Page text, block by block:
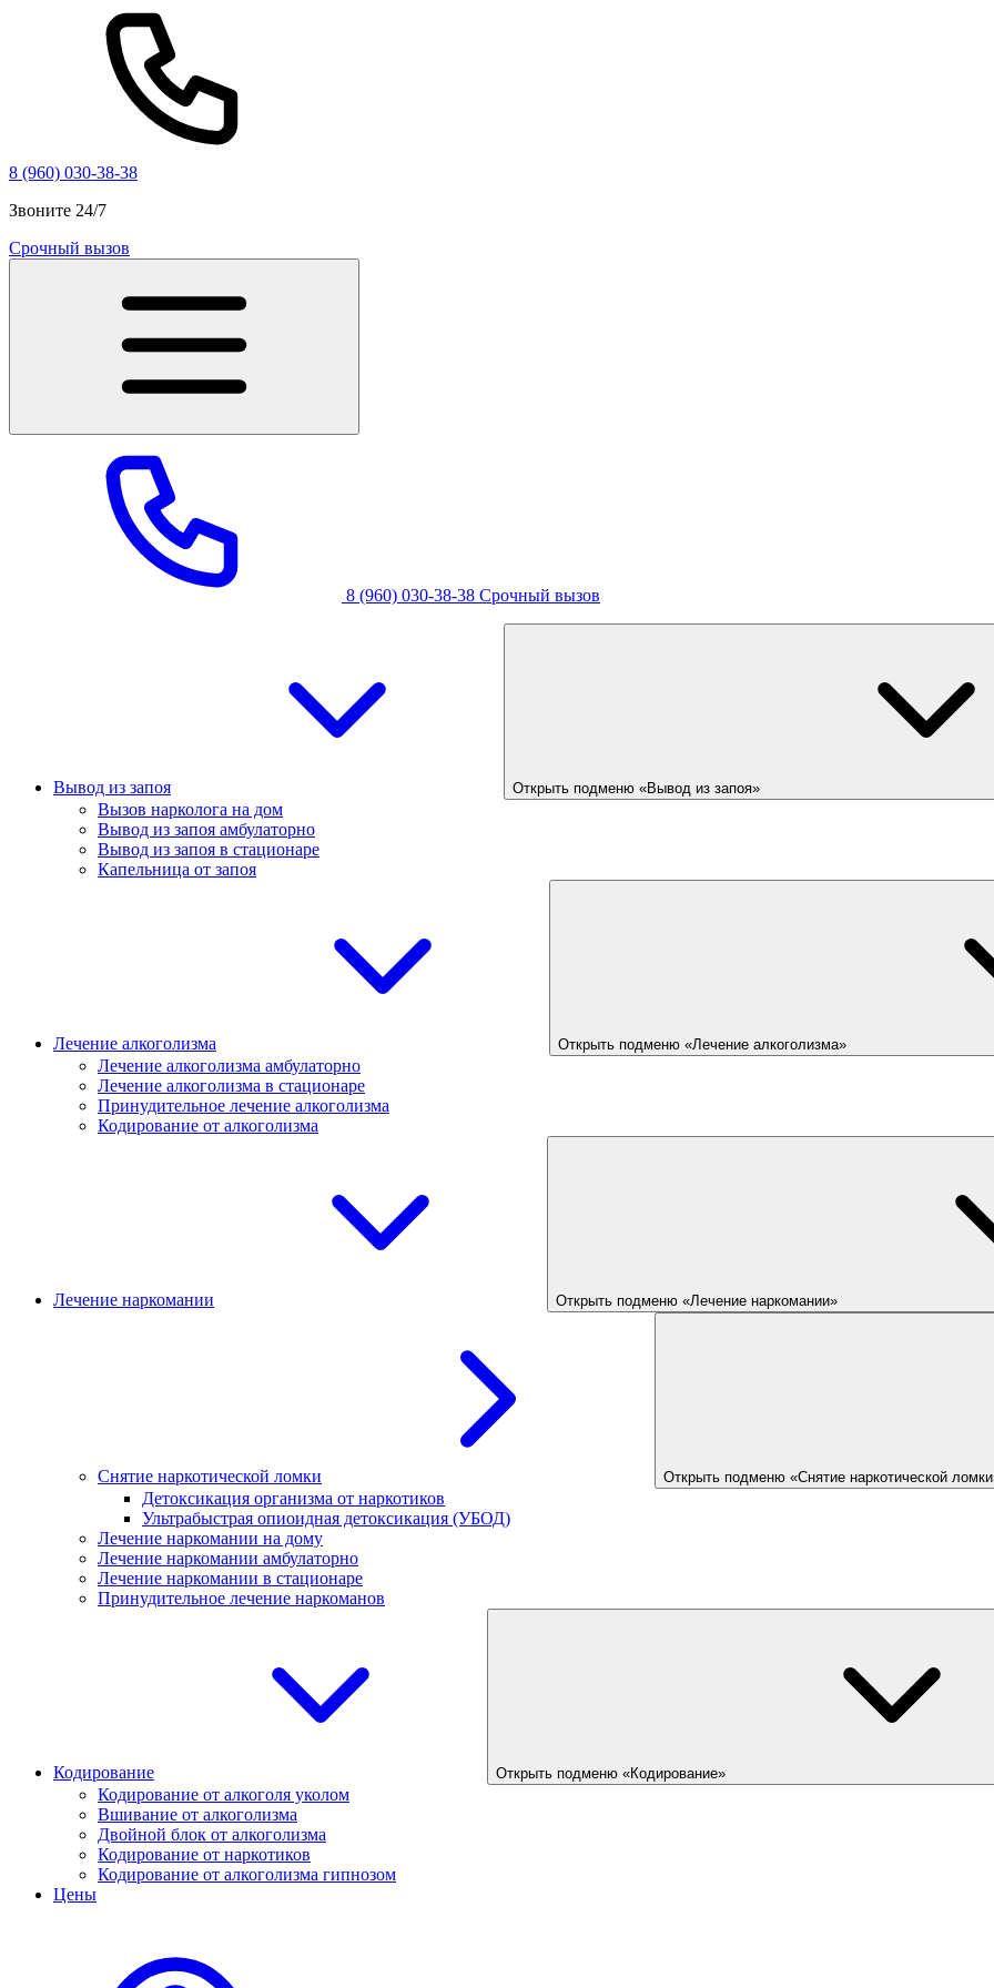
8 (960) 030-38-38
Звоните 24/7
Срочный вызов
8 (960) 030-38-38 Срочный вызов
Вывод из запоя Открыть подменю «Вывод из запоя»
Вызов нарколога на дом
Вывод из запоя амбулаторно
Вывод из запоя в стационаре
Капельница от запоя
Лечение алкоголизма Открыть подменю «Лечение алкоголизма»
Лечение алкоголизма амбулаторно
Лечение алкоголизма в стационаре
Принудительное лечение алкоголизма
Кодирование от алкоголизма
Лечение наркомании Открыть подменю «Лечение наркомании»
Снятие наркотической ломки Открыть подменю «Снятие наркотической
Детоксикация организма от наркотиков
Ультрабыстрая опиоидная детоксикация (УБОД)
Лечение наркомании на дому
Лечение наркомании амбулаторно
Лечение наркомании в стационаре
Принудительное лечение наркоманов
Кодирование Открыть подменю «Кодирование»
Кодирование от алкоголя уколом
Вшивание от алкоголизма
Двойной блок от алкоголизма
Кодирование от наркотиков
Кодирование от алкоголизма гипнозом
Цены